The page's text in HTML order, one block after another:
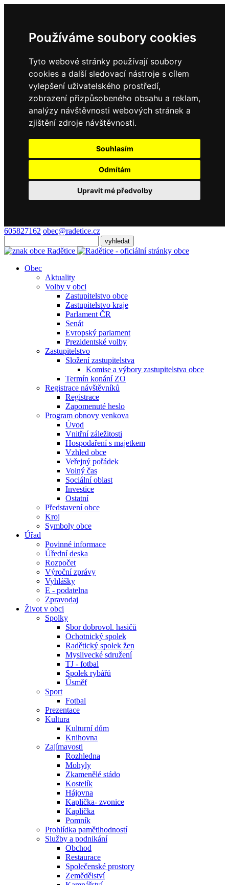
Používáme soubory cookies
Tyto webové stránky používají soubory
cookies a další sledovací nástroje s cílem
vylepšení uživatelského prostředí,
zobrazení přizpůsobeného obsahu a reklam,
analýzy návštěvnosti webových stránek a
zjištění zdroje návštěvnosti.
Souhlasím
Odmítám
Upravit mé předvolby
605827162 obec@radetice.cz
Obec
Aktuality
Volby v obci
Zastupitelstvo obce
Zastupitelstvo kraje
Parlament ČR
Senát
Evropský parlament
Prezidentské volby
Zastupitelstvo
Složení zastupitelstva
Komise a výbory zastupitelstva obce
Termín konání ZO
Registrace návštěvníků
Registrace
Zapomenuté heslo
Program obnovy venkova
Úvod
Vnitřní záležitosti
Hospodaření s majetkem
Vzhled obce
Veřejný pořádek
Volný čas
Sociální oblast
Investice
Ostatní
Představení obce
Kroj
Symboly obce
Úřad
Povinné informace
Úřední deska
Rozpočet
Výroční zprávy
Vyhlášky
E - podatelna
Zpravodaj
Život v obci
Spolky
Sbor dobrovol. hasičů
Ochotnický spolek
Radětický spolek žen
Myslivecké sdružení
TJ - fotbal
Spolek rybářů
Úsměf
Sport
Fotbal
Prezentace
Kultura
Kulturní dům
Knihovna
Zajímavosti
Rozhledna
Mohyly
Zkamenělé stádo
Kostelík
Hájovna
Kaplička- zvonice
Kaplička
Pomník
Prohlídka pamětihodností
Služby a podnikání
Obchod
Restaurace
Společenské prostory
Zemědělství